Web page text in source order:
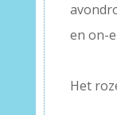
en on-
Het